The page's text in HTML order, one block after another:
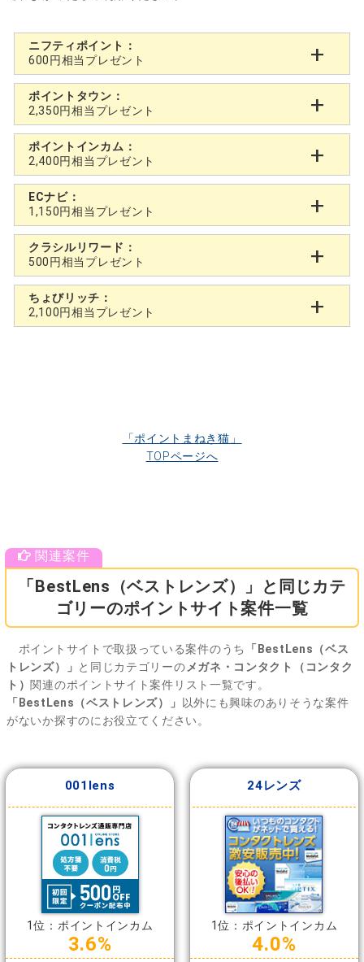
ニフティポイント：
600円相当プレゼント
ポイントタウン：
2,350円相当プレゼント
ポイントインカム：
2,400円相当プレゼント
ECナビ：
1,150円相当プレゼント
クラシルリワード：
500円相当プレゼント
ちょびリッチ：
2,100円相当プレゼント
「ポイントまねき猫」
TOPページへ
「BestLens（ベストレンズ）」と同じカテ
ゴリーのポイントサイト案件一覧
ポイントサイトで取扱っている案件のうち
「BestLens（ベス
トレンズ）」 と同じカテゴリーの メガネ・コンタクト（コンタク
ト） 関連のポイントサイト案件リスト一覧です。
「BestLens（ベストレンズ）」
以外にも興味のありそうな案件
がないか探すのにお役立てください。
001lens
1位：ポイントインカム
3.6%
24レンズ
1位：ポイントインカム
4.0%